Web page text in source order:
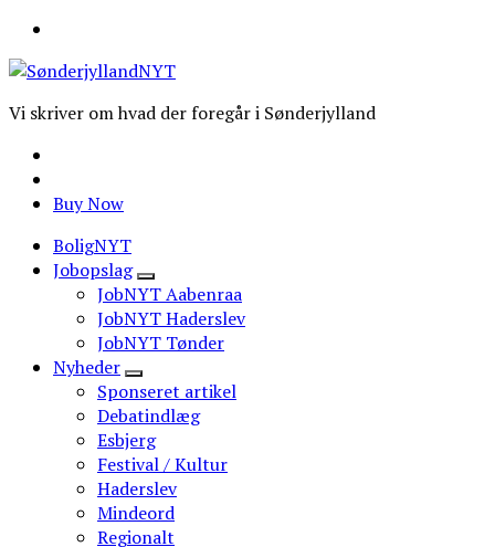
Vi skriver om hvad der foregår i Sønderjylland
Buy Now
BoligNYT
Jobopslag
JobNYT Aabenraa
JobNYT Haderslev
JobNYT Tønder
Nyheder
Sponseret artikel
Debatindlæg
Esbjerg
Festival / Kultur
Haderslev
Mindeord
Regionalt